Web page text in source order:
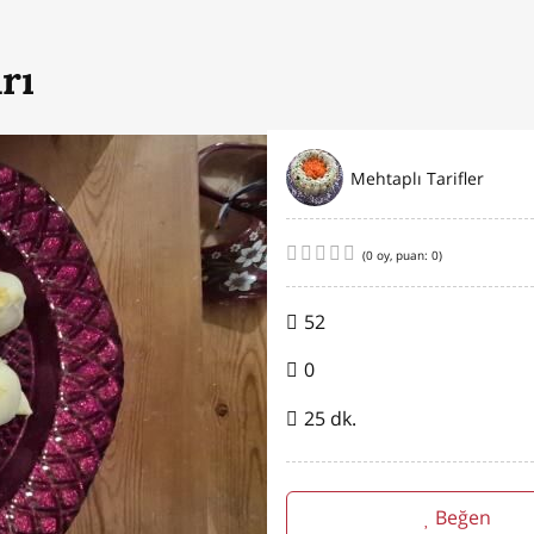
Mehtaplı Tarifler
(0 oy, puan: 0)
52
0
25 dk.
Beğen